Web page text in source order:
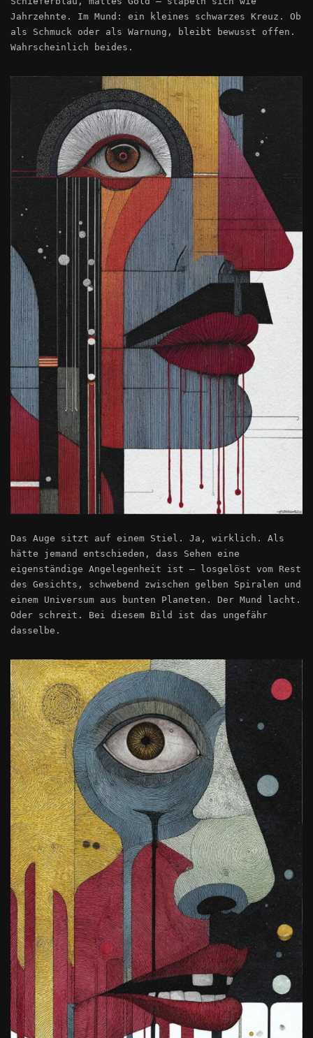
Jahrzehnte. Im Mund: ein kleines schwarzes Kreuz. Ob
als Schmuck oder als Warnung, bleibt bewusst offen.
Wahrscheinlich beides.
Das Auge sitzt auf einem Stiel. Ja, wirklich. Als
hätte jemand entschieden, dass Sehen eine
eigenständige Angelegenheit ist – losgelöst vom Rest
des Gesichts, schwebend zwischen gelben Spiralen und
einem Universum aus bunten Planeten. Der Mund lacht.
Oder schreit. Bei diesem Bild ist das ungefähr
dasselbe.